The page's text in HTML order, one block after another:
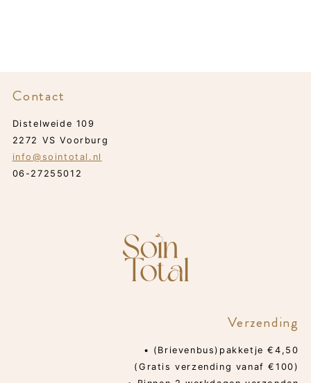
Contact
Distelweide 109
2272 VS Voorburg
info@sointotal.nl
06-27255012
Verzending
• (Brievenbus)pakketje €4,50
(Gratis verzending vanaf €100)